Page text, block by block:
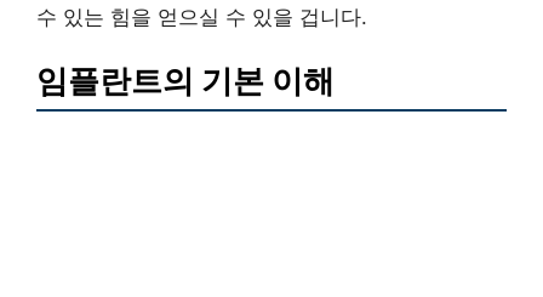
수 있는 힘을 얻으실 수 있을 겁니다.
임플란트의 기본 이해